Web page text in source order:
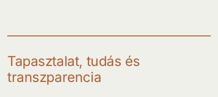
Tapasztalat, tudás és
transzparencia